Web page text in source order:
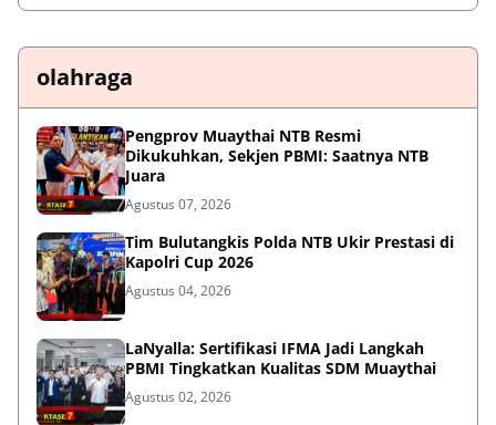
olahraga
Pengprov Muaythai NTB Resmi
Dikukuhkan, Sekjen PBMI: Saatnya NTB
Juara
Agustus 07, 2026
Tim Bulutangkis Polda NTB Ukir Prestasi di
Kapolri Cup 2026
Agustus 04, 2026
LaNyalla: Sertifikasi IFMA Jadi Langkah
PBMI Tingkatkan Kualitas SDM Muaythai
Agustus 02, 2026